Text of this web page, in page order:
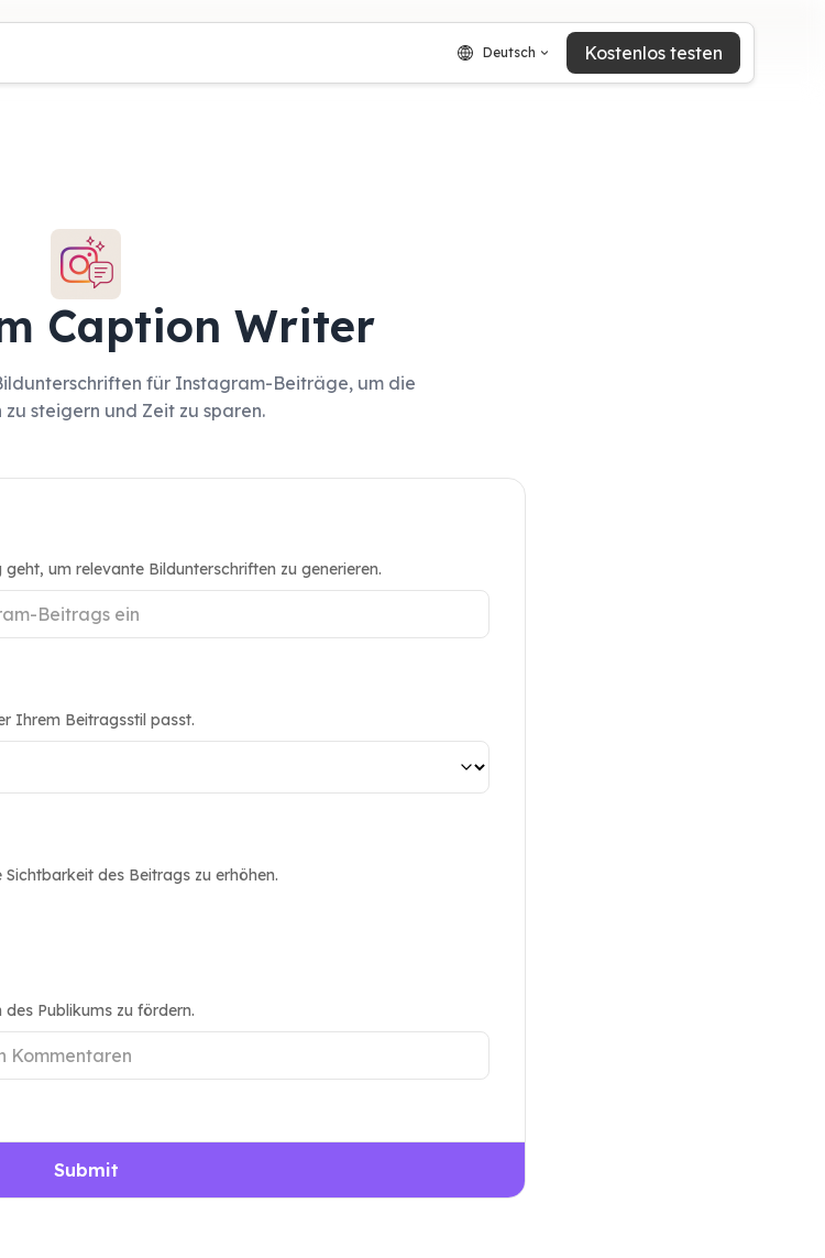
Deutsch Kostenlos testen
Caption Writer
für Instagram-Beiträge, um die
steigern und Zeit zu sparen.
um relevante Bildunterschriften zu generieren.
Ihrem Beitragsstil passt.
des Beitrags zu erhöhen.
Publikums zu fördern.
Submit